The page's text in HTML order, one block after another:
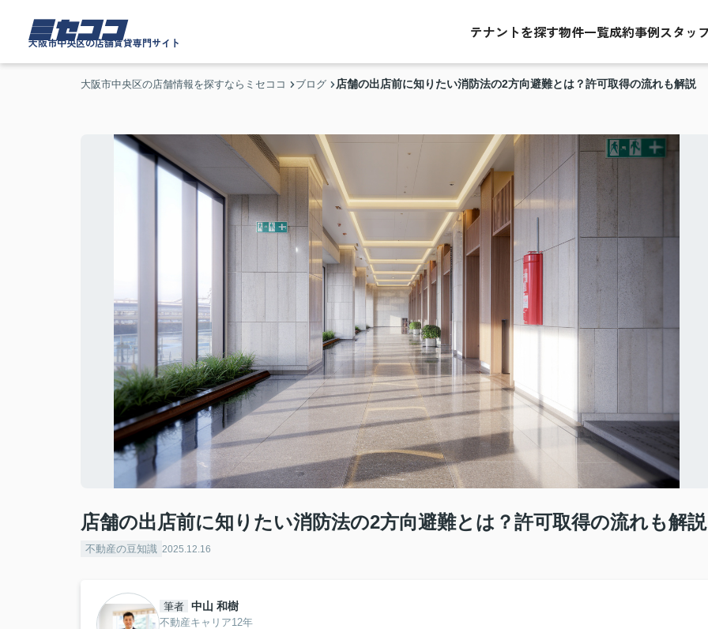
ミセココ
大阪市中央区の店舗賃貸専門サイト
テナントを探す物件一覧成約事例スタッ
大阪市中央区の店舗情報を探すならミセココ ブログ 店舗の出店前に知りたい消防法の2方向避難とは？許可取得の流れも解説
店舗の出店前に知りたい消防法の2方向避難とは？許可取得の流れも解説
不動産の豆知識 2025.12.16
筆者 中山 和樹
不動産キャリア12年